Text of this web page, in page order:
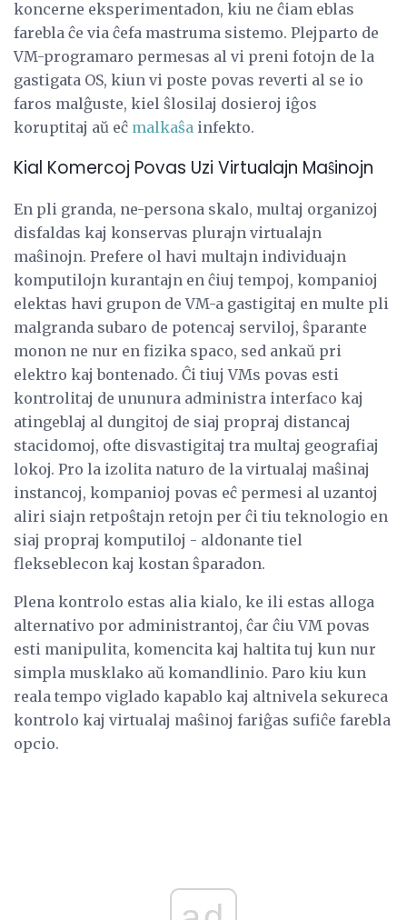
koncerne eksperimentadon, kiu ne ĉiam eblas
farebla ĉe via ĉefa mastruma sistemo. Plejparto de
VM-programaro permesas al vi preni fotojn de la
gastigata OS, kiun vi poste povas reverti al se io
faros malĝuste, kiel ŝlosilaj dosieroj iĝos
koruptitaj aŭ eĉ malkaŝa infekto.
Kial Komercoj Povas Uzi Virtualajn Maŝinojn
En pli granda, ne-persona skalo, multaj organizoj
disfaldas kaj konservas plurajn virtualajn
maŝinojn. Prefere ol havi multajn individuajn
komputilojn kurantajn en ĉiuj tempoj, kompanioj
elektas havi grupon de VM-a gastigitaj en multe pli
malgranda subaro de potencaj serviloj, ŝparante
monon ne nur en fizika spaco, sed ankaŭ pri
elektro kaj bontenado. Ĉi tiuj VMs povas esti
kontrolitaj de ununura administra interfaco kaj
atingeblaj al dungitoj de siaj propraj distancaj
stacidomoj, ofte disvastigitaj tra multaj geografiaj
lokoj. Pro la izolita naturo de la virtualaj maŝinaj
instancoj, kompanioj povas eĉ permesi al uzantoj
aliri siajn retpoŝtajn retojn per ĉi tiu teknologio en
siaj propraj komputiloj - aldonante tiel
flekseblecon kaj kostan ŝparadon.
Plena kontrolo estas alia kialo, ke ili estas alloga
alternativo por administrantoj, ĉar ĉiu VM povas
esti manipulita, komencita kaj haltita tuj kun nur
simpla musklako aŭ komandlinio. Paro kiu kun
reala tempo viglado kapablo kaj altnivela sekureca
kontrolo kaj virtualaj maŝinoj fariĝas sufiĉe farebla
opcio.